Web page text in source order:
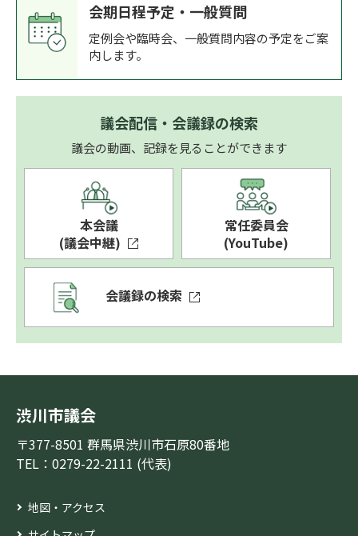
会期日程予定・一般質問
定例会や臨時会、一般質問内容の予定をご案
内します。
議会配信・会議録の検索
議会の動画、記録を見ることができます
本会議
(議会中継)
常任委員会
(YouTube)
会議録の検索
渋川市議会
〒377-8501 群馬県渋川市石原80番地
TEL：0279-22-2111 (代表)
地図・アクセス